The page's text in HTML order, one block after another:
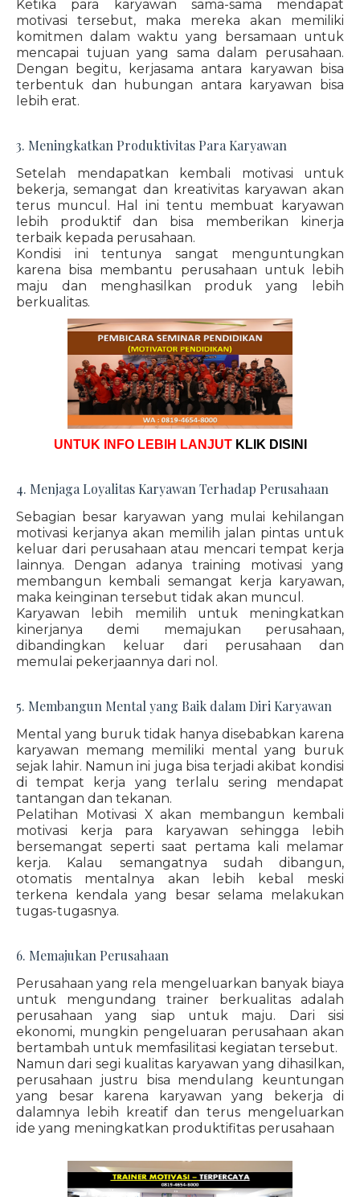
Ketika para karyawan sama-sama mendapat
motivasi tersebut, maka mereka akan memiliki
komitmen dalam waktu yang bersamaan untuk
mencapai tujuan yang sama dalam perusahaan.
Dengan begitu, kerjasama antara karyawan bisa
terbentuk dan hubungan antara karyawan bisa
lebih erat.
3. Meningkatkan Produktivitas Para Karyawan
Setelah mendapatkan kembali motivasi untuk
bekerja, semangat dan kreativitas karyawan akan
terus muncul. Hal ini tentu membuat karyawan
lebih produktif dan bisa memberikan kinerja
terbaik kepada perusahaan.
Kondisi ini tentunya sangat menguntungkan
karena bisa membantu perusahaan untuk lebih
maju dan menghasilkan produk yang lebih
berkualitas.
UNTUK INFO LEBIH LANJUT KLIK DISINI
4. Menjaga Loyalitas Karyawan Terhadap Perusahaan
Sebagian besar karyawan yang mulai kehilangan
motivasi kerjanya akan memilih jalan pintas untuk
keluar dari perusahaan atau mencari tempat kerja
lainnya. Dengan adanya training motivasi yang
membangun kembali semangat kerja karyawan,
maka keinginan tersebut tidak akan muncul.
Karyawan lebih memilih untuk meningkatkan
kinerjanya demi memajukan perusahaan,
dibandingkan keluar dari perusahaan dan
memulai pekerjaannya dari nol.
5. Membangun Mental yang Baik dalam Diri Karyawan
Mental yang buruk tidak hanya disebabkan karena
karyawan memang memiliki mental yang buruk
sejak lahir. Namun ini juga bisa terjadi akibat kondisi
di tempat kerja yang terlalu sering mendapat
tantangan dan tekanan.
Pelatihan Motivasi X akan membangun kembali
motivasi kerja para karyawan sehingga lebih
bersemangat seperti saat pertama kali melamar
kerja. Kalau semangatnya sudah dibangun,
otomatis mentalnya akan lebih kebal meski
terkena kendala yang besar selama melakukan
tugas-tugasnya.
6. Memajukan Perusahaan
Perusahaan yang rela mengeluarkan banyak biaya
untuk mengundang trainer berkualitas adalah
perusahaan yang siap untuk maju. Dari sisi
ekonomi, mungkin pengeluaran perusahaan akan
bertambah untuk memfasilitasi kegiatan tersebut.
Namun dari segi kualitas karyawan yang dihasilkan,
perusahaan justru bisa mendulang keuntungan
yang besar karena karyawan yang bekerja di
dalamnya lebih kreatif dan terus mengeluarkan
ide yang meningkatkan produktifitas perusahaan